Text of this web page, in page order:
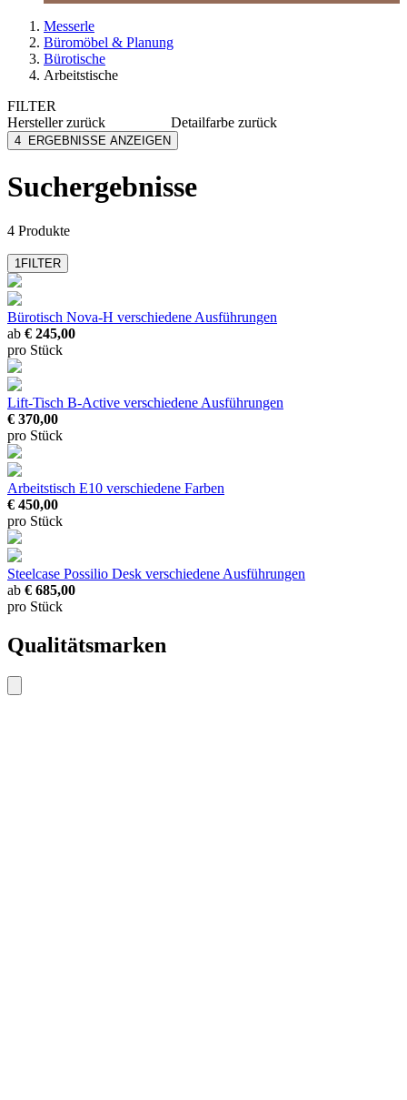
Messerle
Büromöbel & Planung
Bürotische
Arbeitstische
FILTER
Herstellerzurück
Narbutas
Steelcase
Detailfarbe zurück
pearlgrau
4 ERGEBNISSE ANZEIGEN
Suchergebnisse
4 Produkte
1FILTER
Bürotisch Nova-H verschiedene Ausführungen
ab € 245,00
pro Stück
Lift-Tisch B-Active verschiedene Ausführungen
€ 370,00
pro Stück
Arbeitstisch E10 verschiedene Farben
€ 450,00
pro Stück
Steelcase Possilio Desk verschiedene Ausführungen
ab € 685,00
pro Stück
Qualitätsmarken